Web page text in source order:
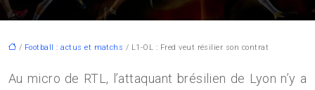
/ Football : actus et matchs / L1-OL : Fred veut résilier son contrat
Au micro de RTL, l’attaquant brésilien de Lyon n’y a